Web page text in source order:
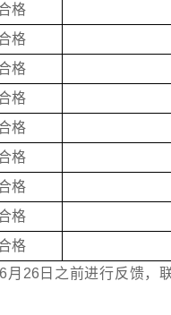
格
格
格
格
格
格
格
格
格
26日之前进行反馈，